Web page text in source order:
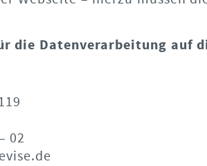
die Datenverarbeitung auf
02